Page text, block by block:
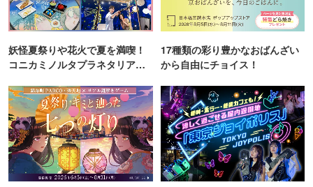
妖怪夏祭りや花火で夏を満喫！
コニカミノルタプラネタリア
17種類の彩り豊かなおばんざい
から自由にチョイス！